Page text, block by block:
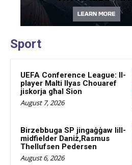
Sport
UEFA Conference League: Il-
player Malti Ilyas Chouaref
jiskorja għal Sion
August 7, 2026
Birzebbuga SP jingaġġaw lill-
midfielder Daniż,Rasmus
Thellufsen Pedersen
August 6, 2026